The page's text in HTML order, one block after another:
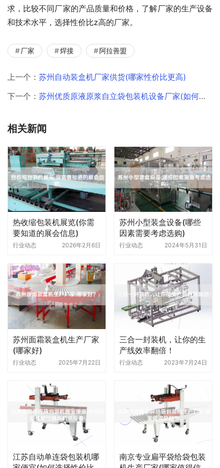
求，比较不同厂家的产品质量和价格，了解厂家的生产设备
和技术水平，选择性价比z高的厂家。
厂家 焊接 阿拉善盟
上一个： 苏州自动装盒机厂家供货(哪家性价比更高)
下一个： 苏州优质原液原浆自立袋包装机设备厂家(如何选择适合自己的设备)
相关新闻
热收缩包装机展览(你需
要知道的展会信息)
行业动态 2026年2月6日
苏州小型装盒设备(哪些
因素需要考虑选购)
行业动态 2024年5月31日
苏州面霜装盒机生产厂家
(哪家好)
行业动态 2025年7月22日
三合一封装机，让你的生
产线效率翻倍！
行业动态 2023年7月24日
江苏自动单连袋包装机哪
南京专业扁平袋给袋包装